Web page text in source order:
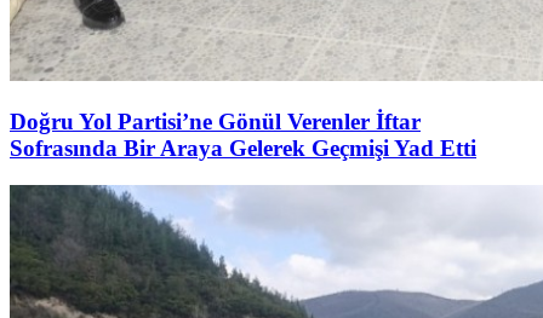
Doğru Yol Partisi’ne Gönül Verenler İftar
Sofrasında Bir Araya Gelerek Geçmişi Yad Etti